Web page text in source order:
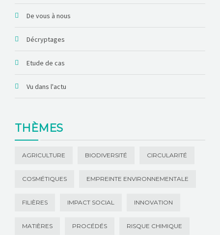
De vous à nous
Décryptages
Etude de cas
Vu dans l'actu
THÈMES
AGRICULTURE BIODIVERSITÉ CIRCULARITÉ
COSMÉTIQUES EMPREINTE ENVIRONNEMENTALE
FILIÈRES IMPACT SOCIAL INNOVATION
MATIÈRES PROCÉDÉS RISQUE CHIMIQUE